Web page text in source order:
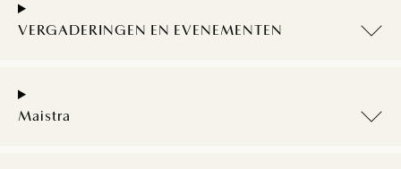
VERGADERINGEN EN EVENEMENTEN
Maistra